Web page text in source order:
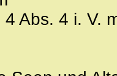
Abs. 4 i. V.